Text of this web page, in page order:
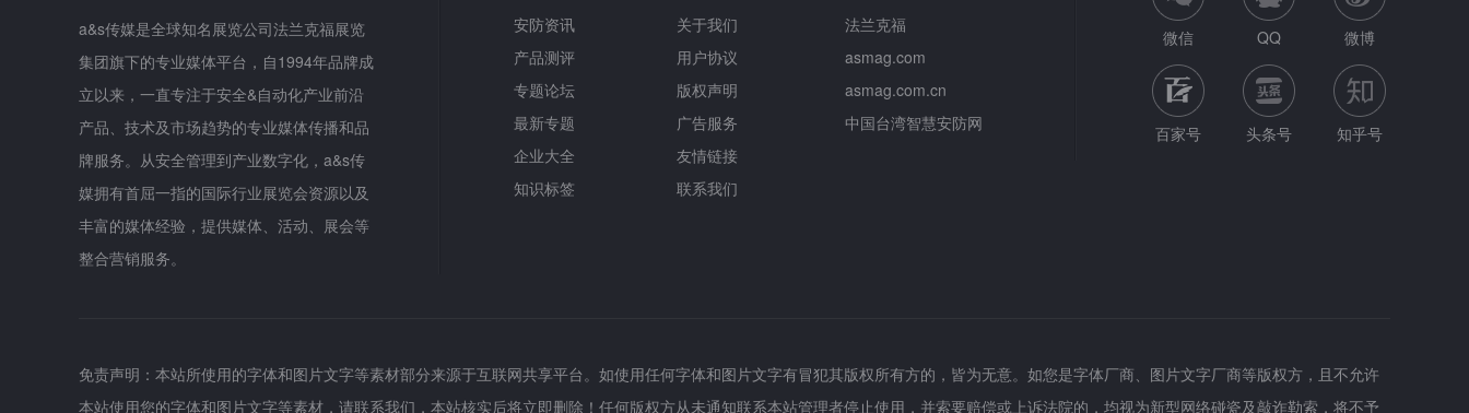
a&s传媒是全球知名展览公司法兰克福展览
集团旗下的专业媒体平台，自1994年品牌成
立以来，一直专注于安全&自动化产业前沿
产品、技术及市场趋势的专业媒体传播和品
牌服务。从安全管理到产业数字化，a&s传
媒拥有首屈一指的国际行业展览会资源以及
丰富的媒体经验，提供媒体、活动、展会等
整合营销服务。
安防资讯
产品测评
专题论坛
最新专题
企业大全
知识标签
关于我们
用户协议
版权声明
广告服务
友情链接
联系我们
法兰克福
asmag.com
asmag.com.cn
中国台湾智慧安防网
微信 QQ 微博
百家号 头条号 知乎号
免责声明：本站所使用的字体和图片文字等素材部分来源于互联网共享平台。如使用任何字体和图片文字有冒犯其版权所有方的，皆为无意。如您是字体厂商、图片文字厂商等版权方，且不允许
本站使用您的字体和图片文字等素材，请联系我们，本站核实后将立即删除！任何版权方从未通知联系本站管理者停止使用，并索要赔偿或上诉法院的，均视为新型网络碰瓷及敲诈勒索，将不予